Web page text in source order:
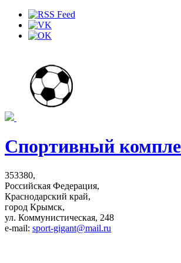
Спортивный
353380,
Российская Федерация,
Краснодарский край,
город Крымск,
ул. Коммунистическая, 248
e-mail: sport-gigant@mail.ru